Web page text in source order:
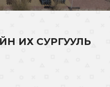
ИХ СУРГУУЛЬ